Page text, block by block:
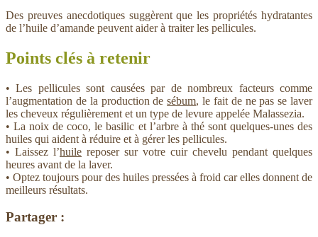
Des preuves anecdotiques suggèrent que les propriétés hydratantes
de l’huile d’amande peuvent aider à traiter les pellicules.
Points clés à retenir
• Les pellicules sont causées par de nombreux facteurs comme
l’augmentation de la production desébum, le fait de ne pas se laver
les cheveux régulièrement et un type de levure appelée Malassezia.
• La noix de coco, le basilic et l’arbre à thé sont quelques-unes des
huiles qui aident à réduire et à gérer les pellicules.
• Laissez l’huile reposer sur votre cuir chevelu pendant quelques
heures avant de la laver.
• Optez toujours pour des huiles pressées à froid car elles donnent de
meilleurs résultats.
Partager :